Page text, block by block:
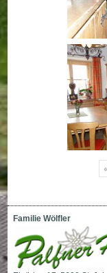
Familie Wölfler